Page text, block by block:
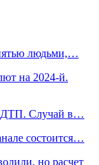
людьми,…
на 2024-й.
ДТП. Случай в…
состоится…
но расчет